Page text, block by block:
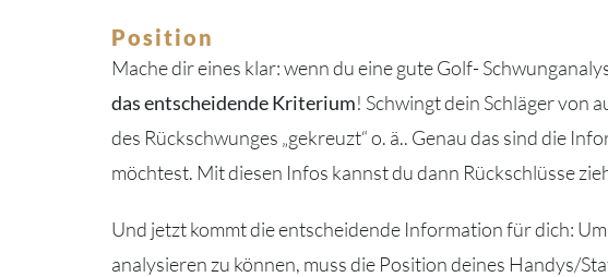
Position
Mache dir eines klar: wenn du eine gute Golf-
das entscheidende Kriterium! Schwingt dein Schläger von
des Rückschwunges „gekreuzt“ o. ä.. Genau das sind die
möchtest. Mit diesen Infos kannst du dann Rückschlüsse
Und jetzt kommt die entscheidende Information für dich:
analysieren zu können, muss die Position deines Handys/